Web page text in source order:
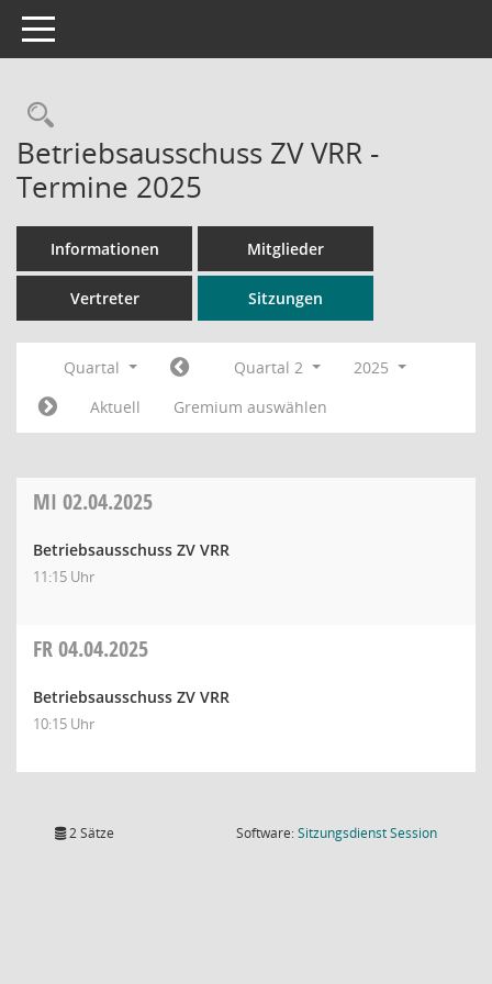
Toggle navigation
Rechercheauswahl
Betriebsausschuss ZV VRR -
Termine 2025
Informationen Mitglieder
Vertreter Sitzungen
Quartal Quartal 2
2025
Aktuell
Gremium auswählen
MI 02.04.2025
Betriebsausschuss ZV VRR
11:15 Uhr
FR04.04.2025
Betriebsausschuss ZV VRR
10:15 Uhr
2 Sätze Software:SitzungsdienstSession(Wird in